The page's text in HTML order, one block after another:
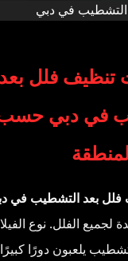
في دبي
تنظيف فلل بعد
في دبي
فلل بعد التشطيب في
لجميع الفلل. نوع
يلعبون دورًا